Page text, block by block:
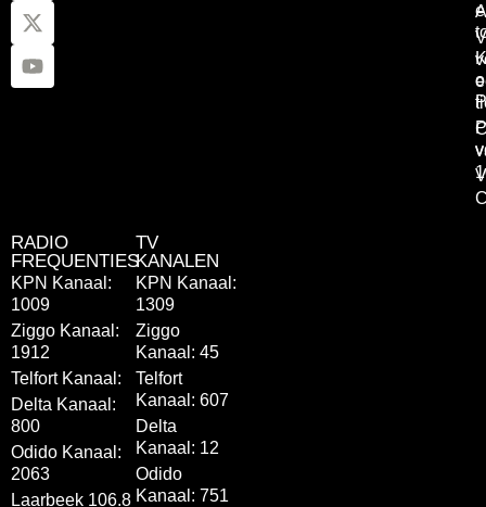
RADIO
FREQUENTIES
KPN Kanaal:
1009
Ziggo Kanaal:
1912
Telfort Kanaal:
Delta Kanaal:
800
Odido Kanaal:
2063
Laarbeek 106.8
TV
KANALEN
KPN Kanaal:
1309
Ziggo
Kanaal: 45
Telfort
Kanaal: 607
Delta
Kanaal: 12
Odido
Kanaal: 751